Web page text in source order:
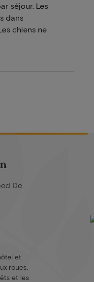
séjour. Les
dans
chiens ne
De
et
roues.
et les